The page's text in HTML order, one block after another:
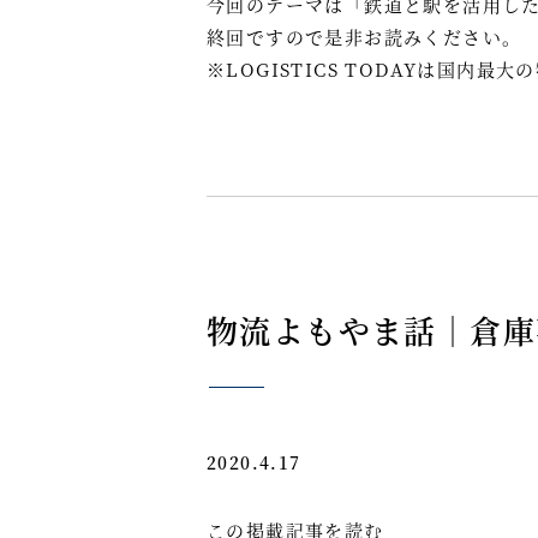
終回ですので是非お読みください。
※LOGISTICS TODAYは国内最大の
物流よもやま話｜倉
2020.4.17
この掲載記事を読む